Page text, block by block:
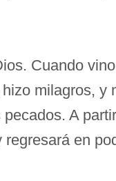
Cuando
milagros, y
A
en